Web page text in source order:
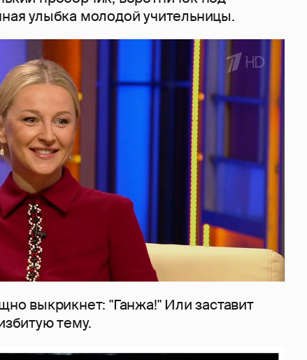
улыбка молодой учительницы.
выкрикнет: "Ганжа!" Или заставит
тему.